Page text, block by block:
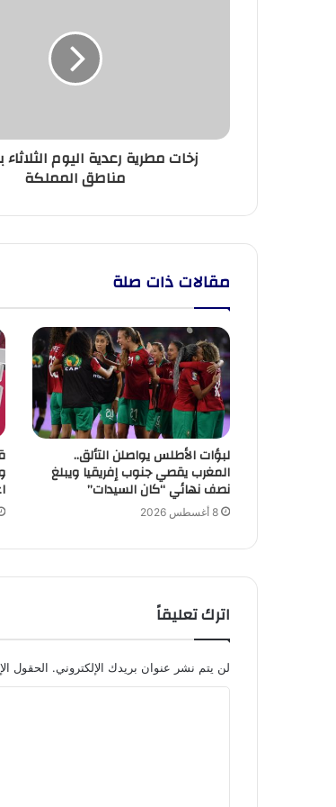
المملكة
زخات مطرية رعدية اليوم
مناطق المملكة
مقالات ذات صلة
لبؤات الأطلس يواصلن التألق..
المغرب يقصي جنوب إفريقيا ويبلغ
نصف نهائي “كان السيدات”
8 أغسطس 2026
اترك تعليقاً
لن يتم نشر عنوان بريدك الإلكتروني. الحقول